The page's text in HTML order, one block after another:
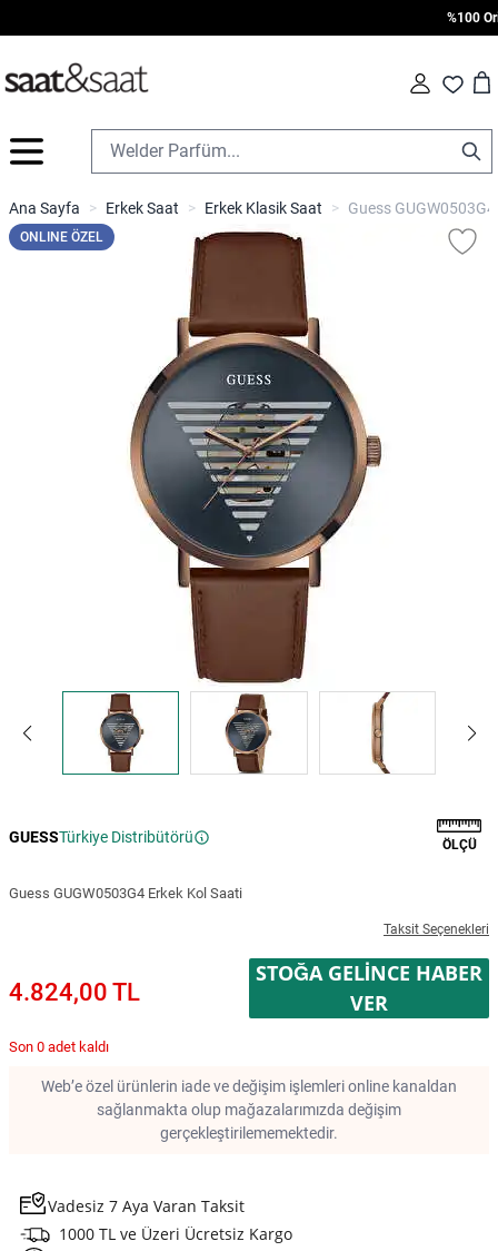
%100
Fav Cart
İçeriğe geç
Ana Sayfa > Erkek Saat > Erkek Klasik Saat > Guess
ONLINE ÖZEL
GUESSTürkiye Distribütörü ÖLÇÜ
Guess GUGW0503G4 Erkek Kol Saati
Taksit Seçenekleri
4.824,00 TL
STOĞA GELINCE HABER
VER
Son 0 adet kaldı
Web’e özel ürünlerin iade ve değişim işlemleri online kanaldan
sağlanmakta olup mağazalarımızda değişim
gerçekleştirilememektedir.
Vadesiz 7 Aya Varan Taksit
1000 TL ve Üzeri Ücretsiz Kargo